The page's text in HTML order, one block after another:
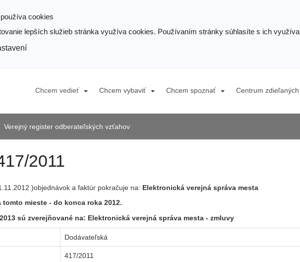
cookies
lepších služieb stránka využíva cookies. Používaním stránky súhlasíte s ich
Chcem vedieť Chcem vybaviť Chcem spoznať Centrum
Verejný register odberateľských vzťahov
2011
)objednávok a faktúr pokračuje na: Elektronická verejná správa mesta
mieste - do konca roka 2012.
sú zverejňované na: Elektronická verejná správa mesta - zmluvy
Dodávateľská
417/2011